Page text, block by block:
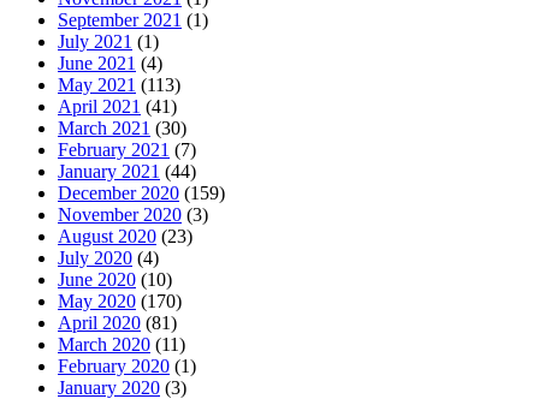
September 2021 (1)
July 2021 (1)
June 2021 (4)
May 2021 (113)
April 2021 (41)
March 2021 (30)
February 2021 (7)
January 2021 (44)
December 2020 (159)
November 2020 (3)
August 2020 (23)
July 2020 (4)
June 2020 (10)
May 2020 (170)
April 2020 (81)
March 2020 (11)
February 2020 (1)
January 2020 (3)